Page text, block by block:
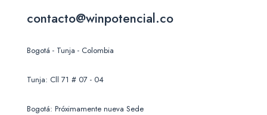
contacto@winpotencial.co
Bogotá - Tunja - Colombia
Tunja: Cll 71 # 07 - 04
Bogotá: Próximamente nueva Sede